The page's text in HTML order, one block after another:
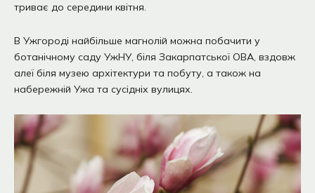
триває до середини квітня.
В Ужгороді найбільше магнолій можна побачити у
ботанічному саду УжНУ, біля Закарпатської ОВА, вздовж
алеї біля музею архітектури та побуту, а також на
набережній Ужа та сусідніх вулицях.